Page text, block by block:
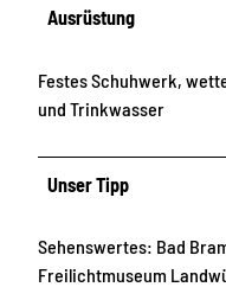
Ausrüstung
Festes Schuhwerk,
und Trinkwasser
Unser Tipp
Sehenswertes: Bad
Freilichtmuseum